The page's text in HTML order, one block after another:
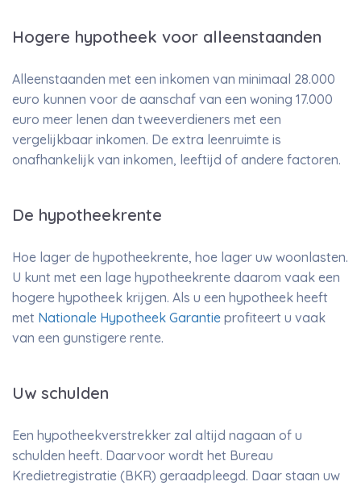
Hogere hypotheek voor alleenstaanden
Alleenstaanden met een inkomen van minimaal 28.000
euro kunnen voor de aanschaf van een woning 17.000
euro meer lenen dan tweeverdieners met een
vergelijkbaar inkomen. De extra leenruimte is
onafhankelijk van inkomen, leeftijd of andere factoren.
De hypotheekrente
Hoe lager de hypotheekrente, hoe lager uw woonlasten.
U kunt met een lage hypotheekrente daarom vaak een
hogere hypotheek krijgen. Als u een hypotheek heeft
met Nationale Hypotheek Garantie profiteert u vaak
van een gunstigere rente.
Uw schulden
Een hypotheekverstrekker zal altijd nagaan of u
schulden heeft. Daarvoor wordt het Bureau
Kredietregistratie (BKR) geraadpleegd. Daar staan uw